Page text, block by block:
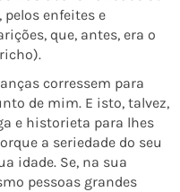
enfeites e
que, antes, era o
corressem para
de mim. E isto, talvez,
e historieta para lhes
a seriedade do seu
idade. Se, na sua
pessoas grandes